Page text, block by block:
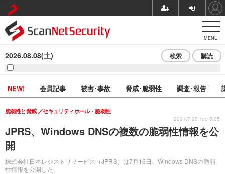
MENU
2026.08.08(土) 検索 購読
NEW! 会員記事 被害･事故 脅威･脆弱性 調査･報告
JPRS、Windows DNSの複数の脆弱性情報を公
開
株式会社日本レジストリサービス（JPRS）は7月16日、Windows DNSの脆弱
性情報を公開した。
脆弱性と脅威 セキュリティホール・脆弱性
2021.7.20 Tue 8:05